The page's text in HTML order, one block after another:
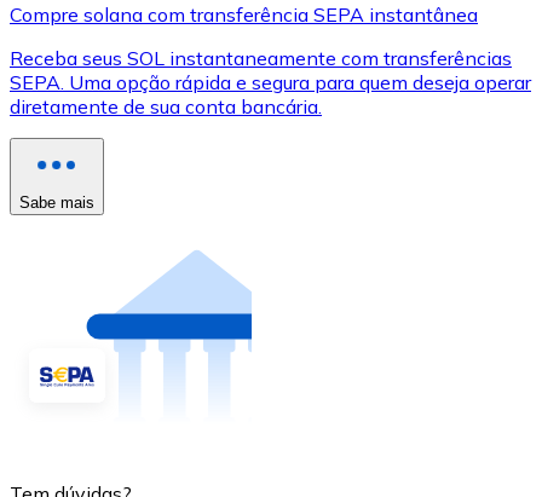
Compre solana com transferência SEPA instantânea
Receba seus SOL instantaneamente com transferências
SEPA. Uma opção rápida e segura para quem deseja operar
diretamente de sua conta bancária.
Sabe mais